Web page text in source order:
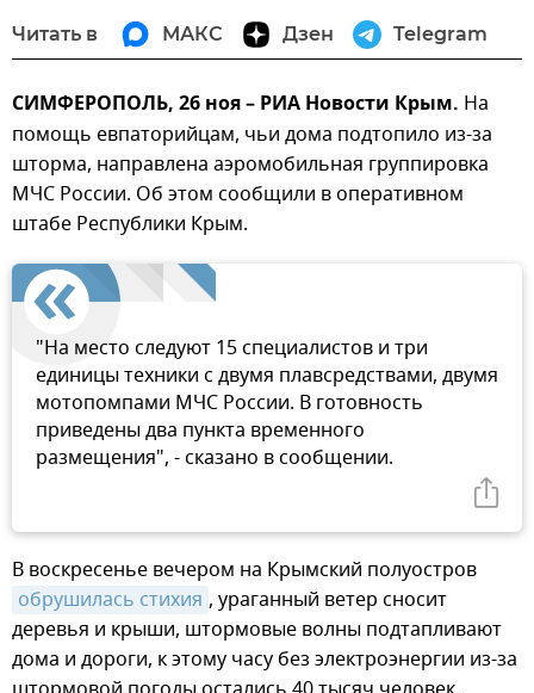
Читать в МАКС Дзен Telegram
СИМФЕРОПОЛЬ, 26 ноя – РИА Новости Крым. На
помощь евпаторийцам, чьи дома подтопило из-за
шторма, направлена аэромобильная группировка
МЧС России. Об этом сообщили в оперативном
штабе Республики Крым.
"На место следуют 15 специалистов и три
единицы техники с двумя плавсредствами, двумя
мотопомпами МЧС России. В готовность
приведены два пункта временного
размещения", - сказано в сообщении.
В воскресенье вечером на Крымский полуостров
обрушилась стихия , ураганный ветер сносит
деревья и крыши, штормовые волны подтапливают
дома и дороги, к этому часу без электроэнергии из-за